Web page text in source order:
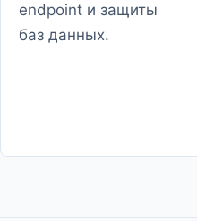
endpoint и защиты
баз данных.